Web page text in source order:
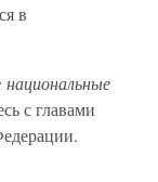
в
с главами